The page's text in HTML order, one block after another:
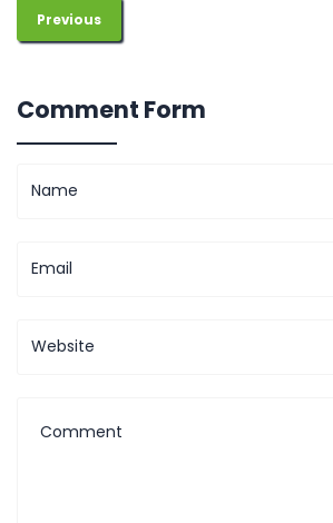
Previous
Comment Form